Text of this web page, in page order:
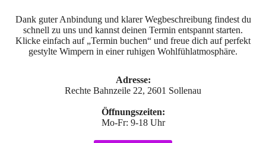
Dank guter Anbindung und klarer Wegbeschreibung findest du
schnell zu uns und kannst deinen Termin entspannt starten.
Klicke einfach auf „Termin buchen“ und freue dich auf perfekt
gestylte Wimpern in einer ruhigen Wohlfühlatmosphäre.
Adresse:
Rechte Bahnzeile 22, 2601 Sollenau
Öffnungszeiten:
Mo-Fr: 9-18 Uhr